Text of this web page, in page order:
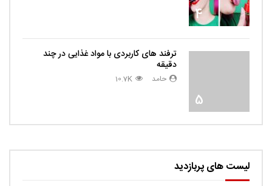
4
5
ترفند های کاربردی با مواد غذایی در چند
دقیقه
حامد 10.7K
لیست های پربازدید